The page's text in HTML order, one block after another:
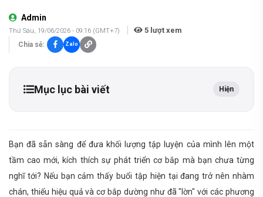
Admin
Thứ Sáu, 19/06/2026 - 09:16 (GMT+7) 5 lượt xem
Chia sẻ: Zalo
Mục lục bài viết Hiện
Bạn đã sẵn sàng để đưa khối lượng tập luyện của mình lên một
tầm cao mới, kích thích sự phát triển cơ bắp mà bạn chưa từng
nghĩ tới? Nếu bạn cảm thấy buổi tập hiện tại đang trở nên nhàm
chán, thiếu hiệu quả và cơ bắp dường như đã "lờn" với các phương